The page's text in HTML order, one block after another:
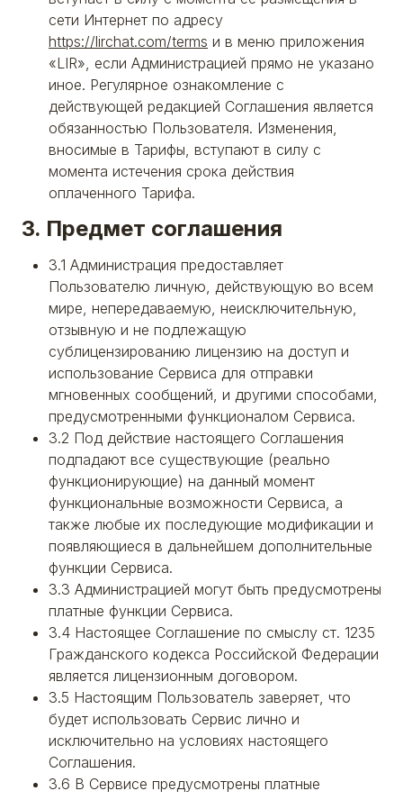
сети Интернет по адресу
https://lirchat.com/terms и в меню приложения
«LIR», если Администрацией прямо не указано
иное. Регулярное ознакомление с
действующей редакцией Соглашения является
обязанностью Пользователя. Изменения,
вносимые в Тарифы, вступают в силу с
момента истечения срока действия
оплаченного Тарифа.
3. Предмет соглашения
3.1 Администрация предоставляет
Пользователю личную, действующую во всем
мире, непередаваемую, неисключительную,
отзывную и не подлежащую
сублицензированию лицензию на доступ и
использование Сервиса для отправки
мгновенных сообщений, и другими способами,
предусмотренными функционалом Сервиса.
3.2 Под действие настоящего Соглашения
подпадают все существующие (реально
функционирующие) на данный момент
функциональные возможности Сервиса, а
также любые их последующие модификации и
появляющиеся в дальнейшем дополнительные
функции Сервиса.
3.3 Администрацией могут быть предусмотрены
платные функции Сервиса.
3.4 Настоящее Соглашение по смыслу ст. 1235
Гражданского кодекса Российской Федерации
является лицензионным договором.
3.5 Настоящим Пользователь заверяет, что
будет использовать Сервис лично и
исключительно на условиях настоящего
Соглашения.
3.6 В Сервисе предусмотрены платные